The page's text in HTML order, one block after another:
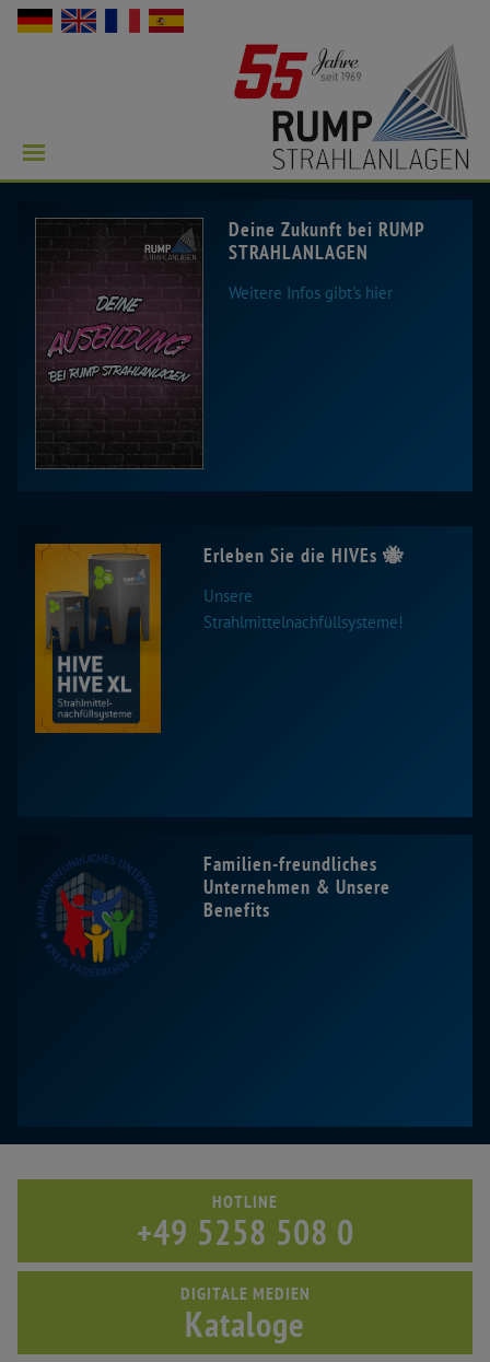
Deine Zukunft bei RUMP
STRAHLANLAGEN
Weitere Infos gibt's hier
Erleben Sie die HIVEs 🐝
Unsere
Strahlmittelnachfüllsysteme!
Familien-freundliches
Unternehmen & Unsere
Benefits
HOTLINE
+49 5258 508 0
DIGITALE MEDIEN
Kataloge